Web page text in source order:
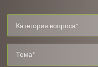
Категория вопроса*